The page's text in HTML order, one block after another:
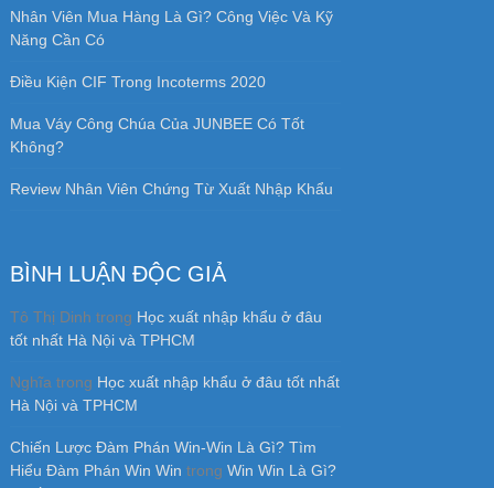
Nhân Viên Mua Hàng Là Gì? Công Việc Và Kỹ
Năng Cần Có
Điều Kiện CIF Trong Incoterms 2020
Mua Váy Công Chúa Của JUNBEE Có Tốt
Không?
Review Nhân Viên Chứng Từ Xuất Nhập Khẩu
BÌNH LUẬN ĐỘC GIẢ
Tô Thị Dinh trong Học xuất nhập khẩu ở đâu
tốt nhất Hà Nội và TPHCM
Nghĩatrong Học xuất nhập khẩu ở đâu tốt nhất
Hà Nội và TPHCM
Chiến Lược Đàm Phán Win-Win Là Gì? Tìm
Hiểu Đàm Phán Win Win trong Win Win Là Gì?